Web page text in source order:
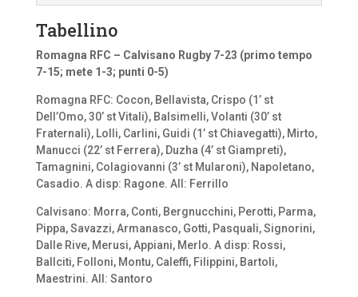
Tabellino
Romagna RFC – Calvisano Rugby 7-23 (primo tempo
7-15; mete 1-3; punti 0-5)
Romagna RFC: Cocon, Bellavista, Crispo (1’ st
Dell’Omo, 30’ st Vitali), Balsimelli, Volanti (30’ st
Fraternali), Lolli, Carlini, Guidi (1’ st Chiavegatti), Mirto,
Manucci (22’ st Ferrera), Duzha (4’ st Giampreti),
Tamagnini, Colagiovanni (3’ st Mularoni), Napoletano,
Casadio. A disp: Ragone. All: Ferrillo
Calvisano: Morra, Conti, Bergnucchini, Perotti, Parma,
Pippa, Savazzi, Armanasco, Gotti, Pasquali, Signorini,
Dalle Rive, Merusi, Appiani, Merlo. A disp: Rossi,
Ballciti, Folloni, Montu, Caleffi, Filippini, Bartoli,
Maestrini. All: Santoro